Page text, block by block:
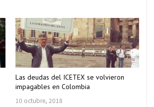
Las deudas del ICETEX se volvieron
impagables en Colombia
10 octubre, 2018